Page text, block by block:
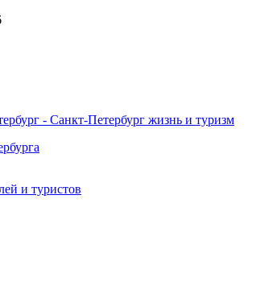
- Санкт-Петербург жизнь и туризм